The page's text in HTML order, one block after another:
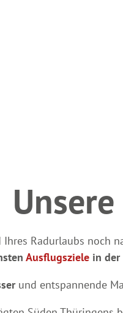
Ihres Radurlaubs noch
Ausflugsziele in der
und entspannende